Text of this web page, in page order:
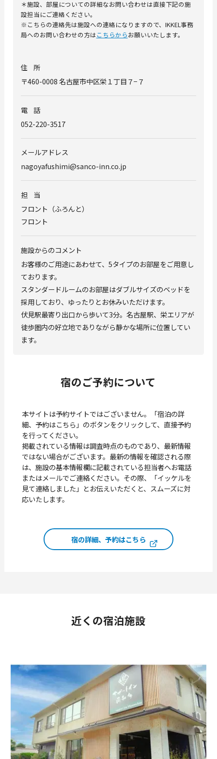
＊施設、部屋についての詳細なお問い合わせは直接下記の施
設担当にご連絡ください。
※こちらの連絡先は施設への連絡になりますので、 IKKEL事務
局へのお問い合わせの方はこちらからお願いいたします。
住所
〒460-0008名古屋市中区栄１丁目７−７
電話
052-220-3517
メールアドレス
nagoyafushimi@sanco-inn.co.jp
担当
フロント （ふろんと）
フロント
施設からのコメント
お客様のご用途にあわせて、5タイプのお部屋をご用意し
ております。
スタンダードルームのお部屋はダブルサイズのベッドを
採用しており、ゆったりとお休みいただけます。
伏見駅最寄り出口から歩いて3分。名古屋駅、栄エリアが
徒歩圏内の好立地でありながら静かな場所に位置してい
ます。
宿のご予約について
本サイトは予約サイトではございません。「宿泊の詳
細、予約はこちら」のボタンをクリックして、直接予約
を行ってください。
掲載されている情報は調査時点のものであり、最新情報
ではない場合がございます。最新の情報を確認される際
は、施設の基本情報欄に記載されている担当者へお電話
またはメールでご連絡ください。その際、「イッケルを
見て連絡しました」とお伝えいただくと、スムーズに対
応いたします。
宿の詳細、予約はこちら
近くの宿泊施設